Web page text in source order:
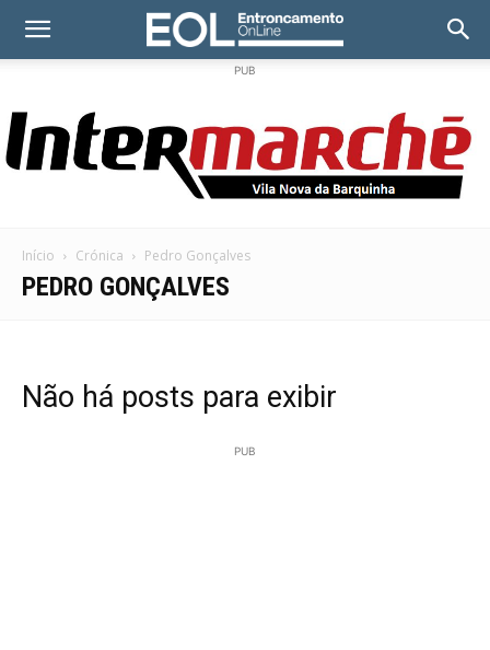
PUB
Início Crónica Pedro Gonçalves
PEDRO GONÇALVES
Não há posts para exibir
PUB